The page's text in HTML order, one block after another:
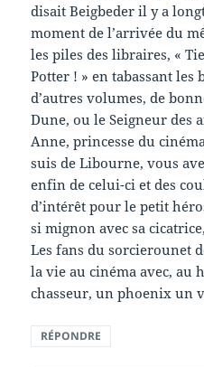
disait Beigbeder il y a
moment de l’arrivée du
les piles des libraires, «
Potter ! » en tabassant les
d’autres volumes, de
Dune, ou le Seigneur des
Anne, princesse du
suis de Libourne, vous
enfin de celui-ci et des
d’intérêt pour le petit
si mignon avec sa
Les fans du sorcierounet
la vie au cinéma avec, au
chasseur, un phoenix un
RÉPONDRE